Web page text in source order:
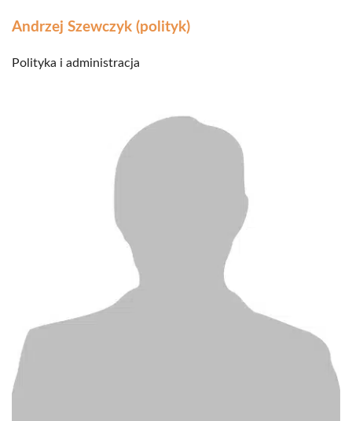
Andrzej Szewczyk (polityk)
Polityka i administracja